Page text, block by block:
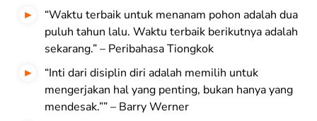
“Waktu terbaik untuk menanam pohon adalah dua
puluh tahun lalu. Waktu terbaik berikutnya adalah
sekarang.” – Peribahasa Tiongkok
“Inti dari disiplin diri adalah memilih untuk
mengerjakan hal yang penting, bukan hanya yang
mendesak.”” – Barry Werner